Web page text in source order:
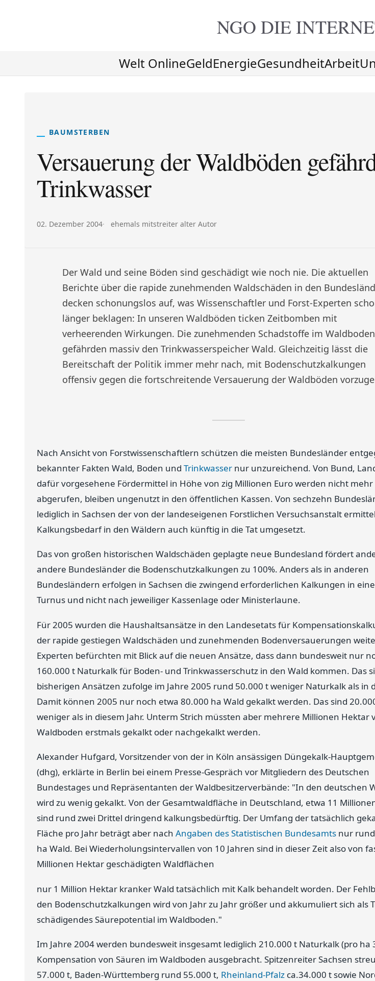
NGO DIE
Welt OnlineGeldEnergieGesundheitArbeit
BAUMSTERBEN
Versauerung der Waldböden
Trinkwasser
Veröffentlicht am:
02. Dezember 2004 Autor:
ehemals mitstreiter alter Autor
Der Wald und seine Böden sind geschädigt wie noch nie. Die aktuellen
Berichte über die rapide zunehmenden Waldschäden in den
decken schonungslos auf, was Wissenschaftler und Forst-Experten
länger beklagen: In unseren Waldböden ticken Zeitbomben mit
verheerenden Wirkungen. Die zunehmenden Schadstoffe im Waldboden
gefährden massiv den Trinkwasserspeicher Wald. Gleichzeitig lässt die
Bereitschaft der Politik immer mehr nach, mit Bodenschutzkalkungen
offensiv gegen die fortschreitende Versauerung der Waldböden
Nach Ansicht von Forstwissenschaftlern schützen die meisten Bundesländer
bekannter Fakten Wald, Boden und Trinkwasser nur unzureichend. Von Bund,
dafür vorgesehene Fördermittel in Höhe von zig Millionen Euro werden nicht mehr
abgerufen, bleiben ungenutzt in den öffentlichen Kassen. Von sechzehn
lediglich in Sachsen der von der landeseigenen Forstlichen Versuchsanstalt
Kalkungsbedarf in den Wäldern auch künftig in die Tat umgesetzt.
Das von großen historischen Waldschäden geplagte neue Bundesland fördert
andere Bundesländer die Bodenschutzkalkungen zu 100%. Anders als in anderen
Bundesländern erfolgen in Sachsen die zwingend erforderlichen Kalkungen in
Turnus und nicht nach jeweiliger Kassenlage oder Ministerlaune.
Für 2005 wurden die Haushaltsansätze in den Landesetats für
der rapide gestiegen Waldschäden und zunehmenden Bodenversauerungen
Experten befürchten mit Blick auf die neuen Ansätze, dass dann bundesweit nur
160.000 t Naturkalk für Boden- und Trinkwasserschutz in den Wald kommen. Das
bisherigen Ansätzen zufolge im Jahre 2005 rund 50.000 t weniger Naturkalk als in
Damit können 2005 nur noch etwa 80.000 ha Wald gekalkt werden. Das sind
weniger als in diesem Jahr. Unterm Strich müssten aber mehrere Millionen Hektar
Waldboden erstmals gekalkt oder nachgekalkt werden.
Alexander Hufgard, Vorsitzender von der in Köln ansässigen Düngekalk-
(dhg), erklärte in Berlin bei einem Presse-Gespräch vor Mitgliedern des Deutschen
Bundestages und Repräsentanten der Waldbesitzerverbände: "In den deutschen
wird zu wenig gekalkt. Von der Gesamtwaldfläche in Deutschland, etwa 11
sind rund zwei Drittel dringend kalkungsbedürftig. Der Umfang der tatsächlich
Fläche pro Jahr beträgt aber nach Angaben des Statistischen Bundesamts nur
ha Wald. Bei Wiederholungsintervallen von 10 Jahren sind in dieser Zeit also von
Millionen Hektar geschädigten Waldflächen
nur 1 Million Hektar kranker Wald tatsächlich mit Kalk behandelt worden. Der
den Bodenschutzkalkungen wird von Jahr zu Jahr größer und akkumuliert sich als
schädigendes Säurepotential im Waldboden."
Im Jahre 2004 werden bundesweit insgesamt lediglich 210.000 t Naturkalk (pro ha
Kompensation von Säuren im Waldboden ausgebracht. Spitzenreiter Sachsen
57.000 t, Baden-Württemberg rund 55.000 t, Rheinland-Pfalz ca.34.000 t sowie